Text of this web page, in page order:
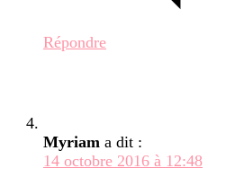
Répondre
Myriam a dit :
14 octobre 2016 à 12:48